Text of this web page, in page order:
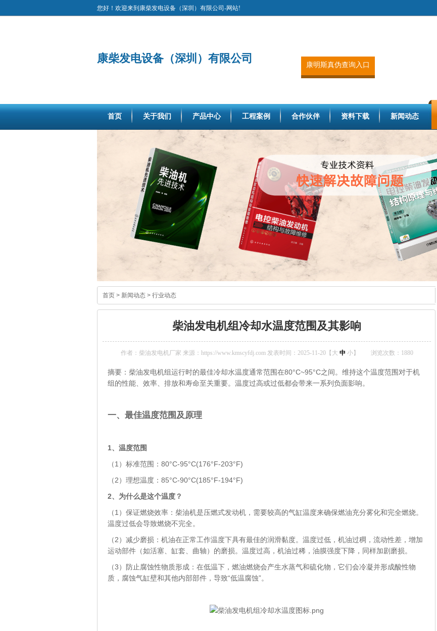
您好！欢迎来到康柴发电设备（深圳）有限公司-网站!
康柴发电设备（深圳）有限公司
康明斯真伪查询入口
首页 关于我们 产品中心 工程案例 合作伙伴 资料下载 新闻动态
首页 > 新闻动态 > 行业动态
柴油发电机组冷却水温度范围及其影响
作者：柴油发电机厂家 来源：https://www.kmscyfdj.com 发表时间：2025-11-20【 大 中 小】 浏览次数： 1880
摘要：柴油发电机组运行时的最佳冷却水温度通常范围在80°C~95°C之间。维持这个温度范围对于机
组的性能、效率、排放和寿命至关重要。温度过高或过低都会带来一系列负面影响。
一、最佳温度范围及原理
1、温度范围
（1）标准范围：80°C-95°C(176°F-203°F)
（2）理想温度：85°C-90°C(185°F-194°F)
2、 为什么是这个温度？
（1）保证燃烧效率：柴油机是压燃式发动机，需要较高的气缸温度来确保燃油充分雾化和完全燃烧。
温度过低会导致燃烧不完全。
（2）减少磨损：机油在正常工作温度下具有最佳的润滑黏度。温度过低，机油过稠，流动性差，增加
运动部件（如活塞、缸套、曲轴）的磨损。温度过高，机油过稀，油膜强度下降，同样加剧磨损。
（3）防止腐蚀性物质形成：在低温下，燃油燃烧会产生水蒸气和硫化物，它们会冷凝并形成酸性物
质，腐蚀气缸壁和其他内部部件，导致“低温腐蚀”。